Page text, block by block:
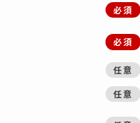
必須
必須
任意
任意